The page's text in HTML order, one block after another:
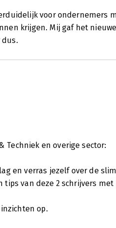
voor ondernemers
krijgen. Mij gaf het
dus.
Techniek en overige sector:
en verras jezelf over de
van deze 2 schrijvers
op.